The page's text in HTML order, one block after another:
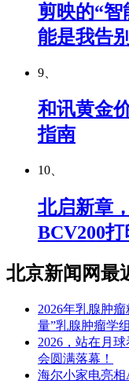
剪映的“智
能是我告
9、
和讯黄金
指南
10、
北启新章
BCV200
北京新闻网最
2026年乳腺肿
量”乳腺肿瘤学
2026，站在月
会圆满落幕！
海尔小家电亮